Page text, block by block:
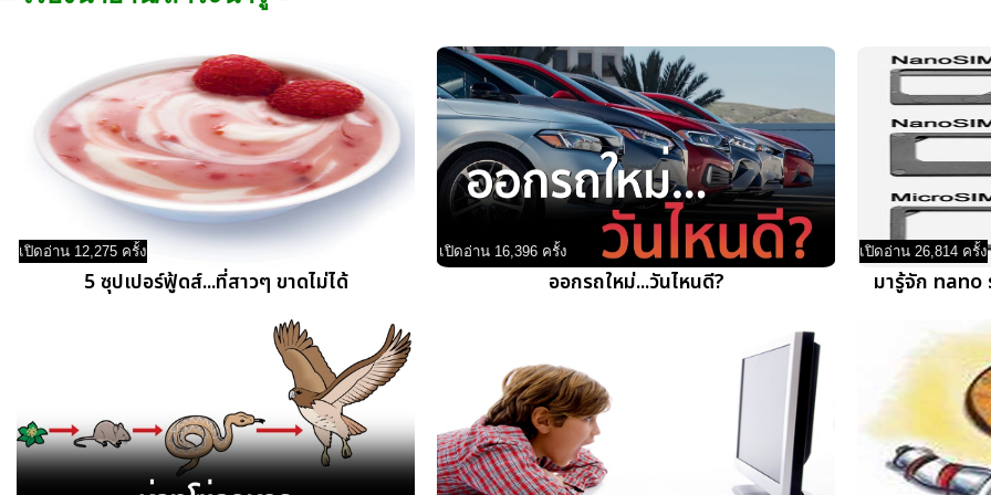
เปิดอ่าน 12,275 ครั้ง
5 ซุปเปอร์ฟู้ดส์...ที่สาวๆ ขาดไม่ได้
เปิดอ่าน 16,396 ครั้ง
ออกรถใหม่...วันไหนดี?
เปิดอ่าน 26,814 ครั้ง
มารู้จัก nano